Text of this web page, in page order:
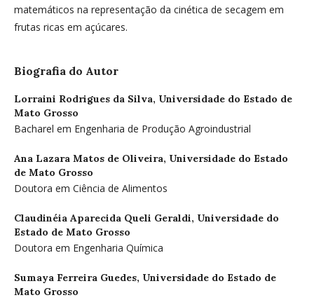
matemáticos na representação da cinética de secagem em
frutas ricas em açúcares.
Biografia do Autor
Lorraini Rodrigues da Silva, Universidade do Estado de
Mato Grosso
Bacharel em Engenharia de Produção Agroindustrial
Ana Lazara Matos de Oliveira, Universidade do Estado
de Mato Grosso
Doutora em Ciência de Alimentos
Claudinéia Aparecida Queli Geraldi, Universidade do
Estado de Mato Grosso
Doutora em Engenharia Química
Sumaya Ferreira Guedes, Universidade do Estado de
Mato Grosso